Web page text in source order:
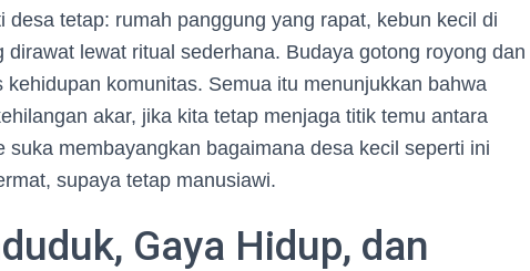
desa tetap: rumah panggung yang rapat, kebun kecil di
lewat ritual sederhana. Budaya gotong royong dan
komunitas. Semua itu menunjukkan bahwa
akar, jika kita tetap menjaga titik temu antara
suka membayangkan bagaimana desa kecil seperti ini
supaya tetap manusiawi.
Gaya Hidup, dan